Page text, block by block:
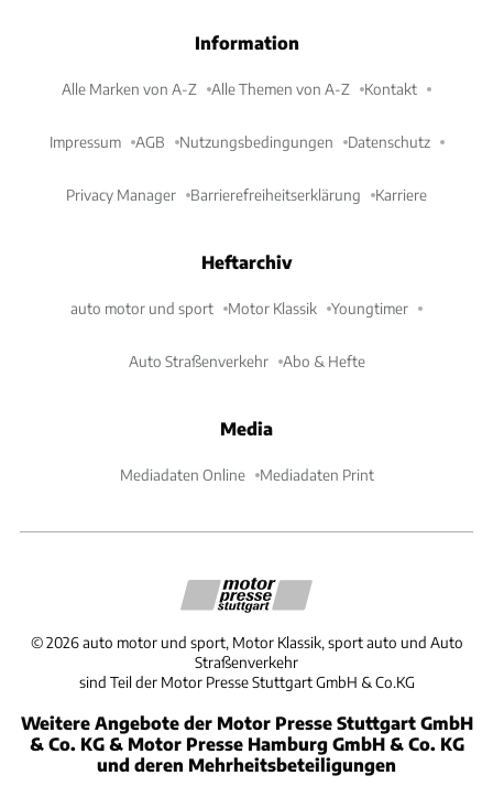
Information
Alle Marken von A-Z Alle Themen von A-Z Kontakt
Impressum AGB Nutzungsbedingungen Datenschutz
Privacy Manager Barrierefreiheitserklärung Karriere
Heftarchiv
auto motor und sport Motor Klassik Youngtimer
Auto Straßenverkehr Abo & Hefte
Media
Mediadaten Online Mediadaten Print
©2026 auto motor und sport, Motor Klassik, sport auto und Auto
Straßenverkehr
sind Teil der Motor Presse Stuttgart GmbH & Co.KG
Weitere Angebote der Motor Presse Stuttgart GmbH
& Co. KG & Motor Presse Hamburg GmbH & Co. KG
und deren Mehrheitsbeteiligungen